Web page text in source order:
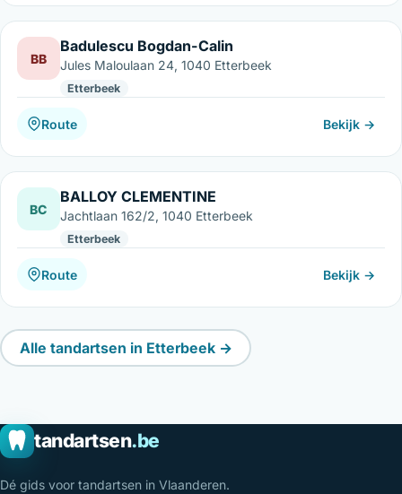
BB
Badulescu Bogdan-Calin
Jules Maloulaan 24, 1040 Etterbeek
Etterbeek
Route Bekijk →
BC
BALLOY CLEMENTINE
Jachtlaan 162/2, 1040 Etterbeek
Etterbeek
Route Bekijk →
Alle tandartsen in Etterbeek →
tandartsen.be
Dé gids voor tandartsen in Vlaanderen.